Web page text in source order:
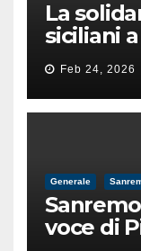
La
siciliani
il valore
Feb 24, 2026
Generale
voce di